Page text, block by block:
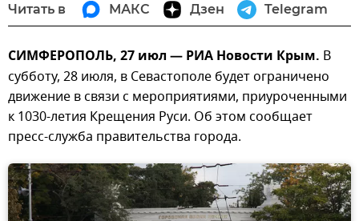
Читать в МАКС Дзен Telegram
СИМФЕРОПОЛЬ, 27 июл — РИА Новости Крым. В
субботу, 28 июля, в Севастополе будет ограничено
движение в связи с мероприятиями, приуроченными
к 1030-летия Крещения Руси. Об этом сообщает
пресс-служба правительства города.